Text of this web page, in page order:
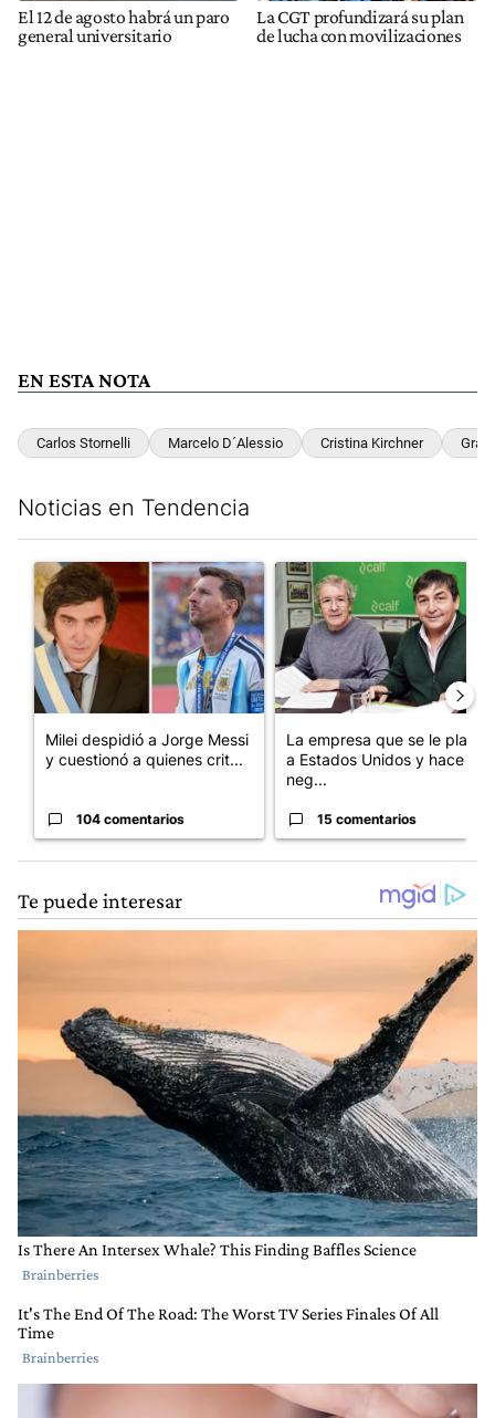
El 12 de agosto habrá un paro
general universitario
La CGT profundizará su plan
de lucha con movilizaciones
EN ESTA NOTA
Carlos Stornelli Marcelo D´Alessio Cristina Kirchner
Noticias en Tendencia
Un artículo de tendencia con el título "Milei despidió a Jorge
Milei despidió a Jorge Messi
y cuestionó a quienes crit...
104 comentarios
Un artículo de tendencia con
La empresa que se le plantó
a Estados Unidos y hace
neg...
15 comentarios